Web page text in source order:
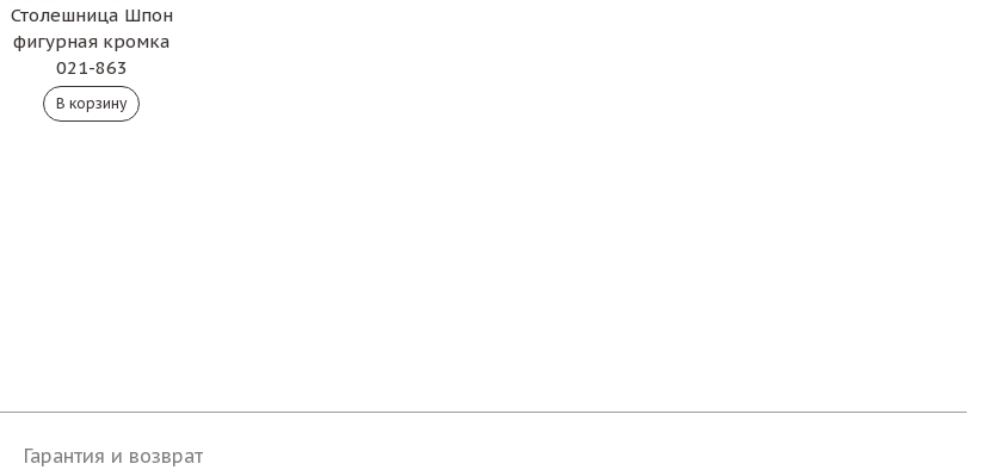
Столешница Шпон
фигурная кромка
021-863
Гарантия и возврат